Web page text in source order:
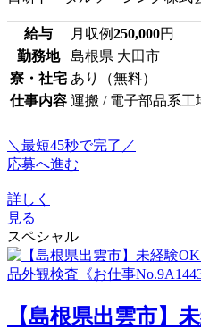
給与 月収例250,000円
勤務地
島根県 大田市
寮・社宅 あり（無料）
仕事内容 運搬 / 電子部品系工
＼最短45秒で完了／
応募へ進む
詳しく
見る
スペシャル
【島根県出雲市】